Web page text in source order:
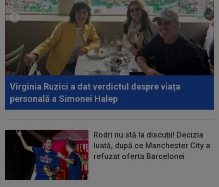
00:38 VIDEO
Barcelona a pierdut trofeul ”Friuli
Venezia Giulia Cup”! Udinese a dat lovitura...
VIDEO
Alex Musi a dat declarația serii, după
ce Dinamo a învins-o pe FC Voluntari cu...
00:20 VIDEO
Estrela - Sporting 2-2. Meci
spectaculos! Ianis Stoica a fost titular. Cele mai...
Virginia Ruzici a dat verdictul despre viața
personală a Simonei Halep
Rodri nu stă la discuții! Decizia
luată, după ce Manchester City a
refuzat oferta Barcelonei